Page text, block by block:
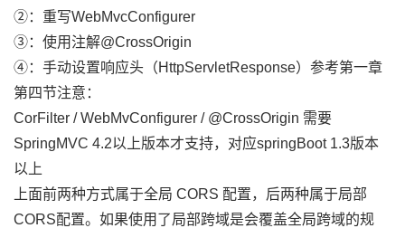
②：重写WebMvcConfigurer
③：使用注解@CrossOrigin
④：手动设置响应头（HttpServletResponse）参考第一章
第四节注意：
CorFilter / WebMvConfigurer / @CrossOrigin 需要
SpringMVC 4.2以上版本才支持，对应springBoot 1.3版本
以上
上面前两种方式属于全局 CORS 配置，后两种属于局部
CORS配置。如果使用了局部跨域是会覆盖全局跨域的规